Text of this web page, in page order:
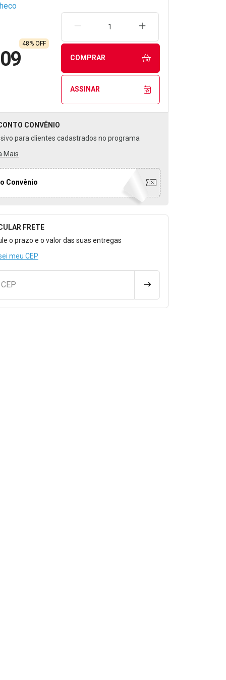
48% OFF
REMOVER UMA UNIDADEAUMENTAR UMA
COMPRAR
ASSINAR
CONVÊNIO
para clientes cadastrados no programa
Mais
Convênio
para Calcular o Frete
FRETE
o prazo e o valor das suas entregas
meu CEP
CALCULAR FRETE